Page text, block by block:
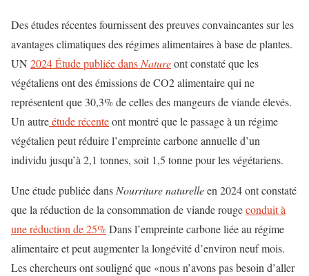
Des études récentes fournissent des preuves convaincantes sur les
avantages climatiques des régimes alimentaires à base de plantes.
UN 2024 Étude publiée dansNatureont constaté que les
végétaliens ont des émissions de CO2 alimentaire qui ne
représentent que 30,3% de celles des mangeurs de viande élevés.
Un autreétude récenteont montré que le passage à un régime
végétalien peut réduire l’empreinte carbone annuelle d’un
individu jusqu’à 2,1 tonnes, soit 1,5 tonne pour les végétariens.
Une étude publiée dansNourriture naturelleen 2024 ont constaté
que la réduction de la consommation de viande rougeconduit à
une réduction de 25%Dans l’empreinte carbone liée au régime
alimentaire et peut augmenter la longévité d’environ neuf mois.
Les chercheurs ont souligné que «nous n’avons pas besoin d’aller